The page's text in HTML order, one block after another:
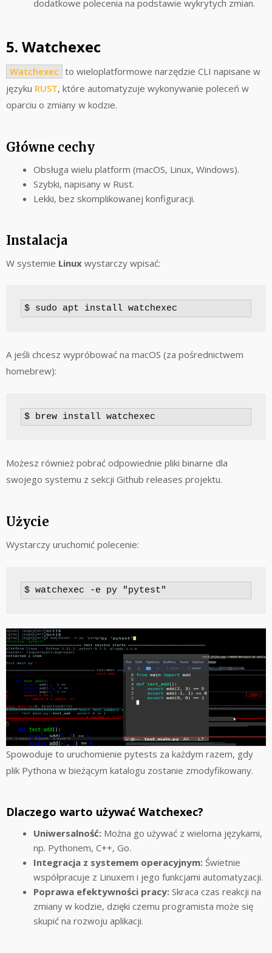
dodatkowe polecenia na podstawie wykrytych zmian.
5. Watchexec
Watchexec to wieloplatformowe narzędzie CLI napisane w
języku RUST, które automatyzuje wykonywanie poleceń w
oparciu o zmiany w kodzie.
Główne cechy
Obsługa wielu platform (macOS, Linux, Windows).
Szybki, napisany w Rust.
Lekki, bez skomplikowanej konfiguracji.
Instalacja
W systemie Linux wystarczy wpisać:
$ sudo apt install watchexec
A jeśli chcesz wypróbować na macOS (za pośrednictwem
homebrew):
$ brew install watchexec
Możesz również pobrać odpowiednie pliki binarne dla
swojego systemu z sekcji Github releases projektu.
Użycie
Wystarczy uruchomić polecenie:
$ watchexec -e py "pytest"
Spowoduje to uruchomienie pytests za każdym razem, gdy
plik Pythona w bieżącym katalogu zostanie zmodyfikowany.
Dlaczego warto używać Watchexec?
Uniwersalność: Można go używać z wieloma językami,
np. Pythonem, C++, Go.
Integracja z systemem operacyjnym: Świetnie
współpracuje z Linuxem i jego funkcjami automatyzacji.
Poprawa efektywności pracy: Skraca czas reakcji na
zmiany w kodzie, dzięki czemu programista może się
skupić na rozwoju aplikacji.